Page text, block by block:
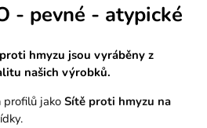
- pevné - atypické
hmyzu jsou vyráběny z
našich výrobků.
profilů jakoSítě proti hmyzu na